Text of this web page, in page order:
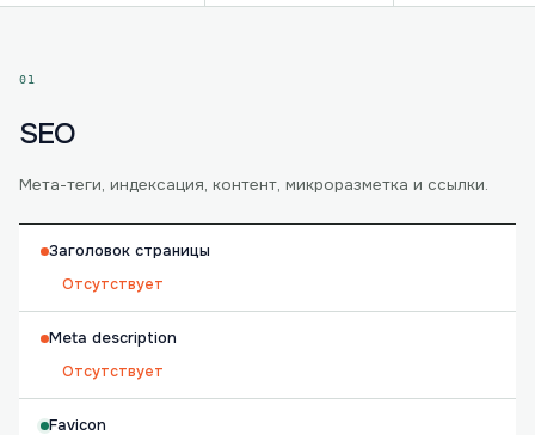
01
SEO
Мета-теги, индексация, контент, микроразметка и ссылки.
Заголовок страницы
Отсутствует
Meta description
Отсутствует
Favicon